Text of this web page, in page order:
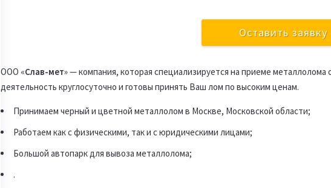
ООО «Слав-мет» — компания, которая специализируется на приеме
деятельность круглосуточно и готовы принять Ваш лом по высоким ценам.
Принимаем черный и цветной металлолом в Москве, Московской области;
Работаем как с физическими, так и с юридическими лицами;
Большой автопарк для вывоза металлолома;
.